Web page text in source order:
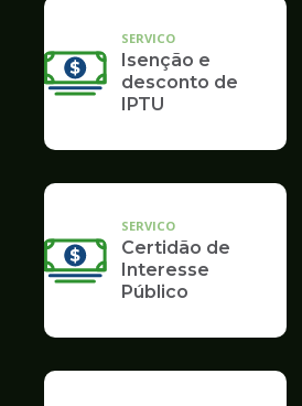
SERVICO
Isenção e
desconto de
IPTU
SERVICO
Certidão de
Interesse
Público